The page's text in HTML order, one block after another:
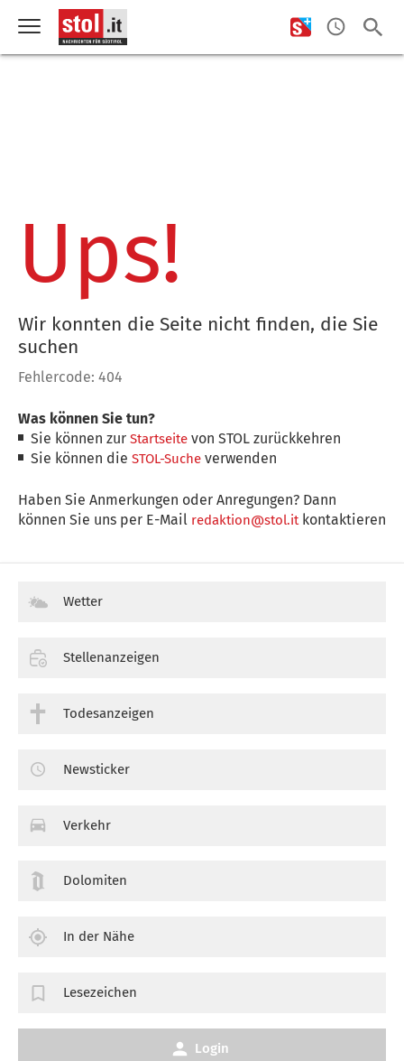
Ups!
Wir konnten die Seite nicht finden, die Sie
suchen
Fehlercode: 404
Was können Sie tun?
Sie können zurStartseite von STOL zurückkehren
Sie können dieSTOL-Suche verwenden
Haben Sie Anmerkungen oder Anregungen? Dann
können Sie uns per E-Mail redaktion@stol.itkontaktieren
Wetter
Stellenanzeigen
Todesanzeigen
Newsticker
Verkehr
Dolomiten
In der Nähe
Lesezeichen
Login